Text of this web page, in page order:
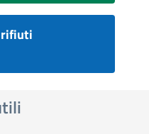
rifiuti